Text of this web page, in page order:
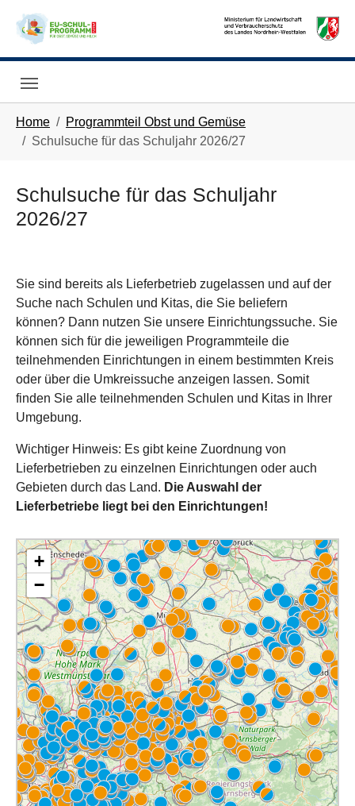
Home
Programmteil Obst und Gemüse
Schulsuche für das Schuljahr 2026/27
Schulsuche für das Schuljahr
2026/27
Sie sind bereits als Lieferbetrieb zugelassen und auf der
Suche nach Schulen und Kitas, die Sie beliefern
können? Dann nutzen Sie unsere Einrichtungssuche. Sie
können sich für die jeweiligen Programmteile die
teilnehmenden Einrichtungen in einem bestimmten Kreis
oder über die Umkreissuche anzeigen lassen. Somit
finden Sie alle teilnehmenden Schulen und Kitas in Ihrer
Umgebung.
Wichtiger Hinweis: Es gibt keine Zuordnung von
Lieferbetrieben zu einzelnen Einrichtungen oder auch
Gebieten durch das Land. Die Auswahl der
Lieferbetriebe liegt bei den Einrichtungen!
+
−